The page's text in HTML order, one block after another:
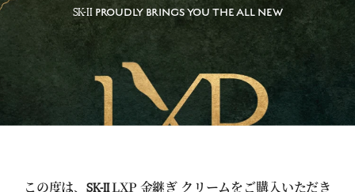
SK-IIPROUDLY BRINGS YOU THE ALL NEW
この度は、SK-IILXP 金継ぎ クリームをご購入いただき